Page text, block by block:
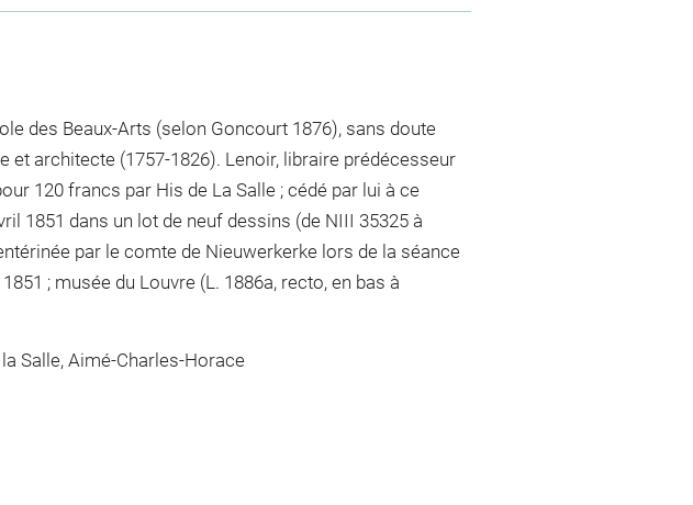
des Beaux-Arts (selon Goncourt 1876), sans doute
et architecte (1757-1826). Lenoir, libraire prédécesseur
120 francs par His de La Salle ; cédé par lui à ce
1851 dans un lot de neuf dessins (de NIII 35325 à
par le comte de Nieuwerkerke lors de la séance
; musée du Louvre (L. 1886a, recto, en bas à
Salle, Aimé-Charles-Horace